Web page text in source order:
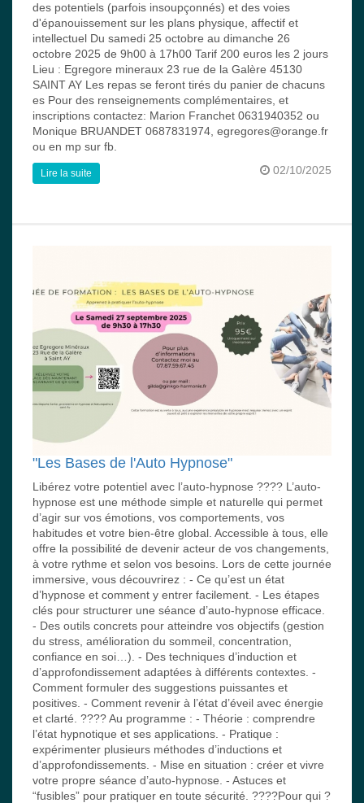
des potentiels (parfois insoupçonnés) et des voies
d'épanouissement sur les plans physique, affectif et
intellectuel Du samedi 25 octobre au dimanche 26
octobre 2025 de 9h00 à 17h00 Tarif 200 euros les 2 jours
Lieu : Egregore mineraux 23 rue de la Galère 45130
SAINT AY Les repas se feront tirés du panier de chacuns
es Pour des renseignements complémentaires, et
inscriptions contactez: Marion Franchet 0631940352 ou
Monique BRUANDET 0687831974, egregores@orange.fr
ou en mp sur fb.
02/10/2025
Lire la suite
"Les Bases de l'Auto Hypnose"
Libérez votre potentiel avec l’auto-hypnose ???? L’auto-
hypnose est une méthode simple et naturelle qui permet
d’agir sur vos émotions, vos comportements, vos
habitudes et votre bien-être global. Accessible à tous, elle
offre la possibilité de devenir acteur de vos changements,
à votre rythme et selon vos besoins. Lors de cette journée
immersive, vous découvrirez : - Ce qu’est un état
d’hypnose et comment y entrer facilement. - Les étapes
clés pour structurer une séance d’auto-hypnose efficace.
- Des outils concrets pour atteindre vos objectifs (gestion
du stress, amélioration du sommeil, concentration,
confiance en soi…). - Des techniques d’induction et
d’approfondissement adaptées à différents contextes. -
Comment formuler des suggestions puissantes et
positives. - Comment revenir à l’état d’éveil avec énergie
et clarté. ???? Au programme : - Théorie : comprendre
l’état hypnotique et ses applications. - Pratique :
expérimenter plusieurs méthodes d’inductions et
d’approfondissements. - Mise en situation : créer et vivre
votre propre séance d’auto-hypnose. - Astuces et
“fusibles” pour pratiquer en toute sécurité. ????Pour qui ?